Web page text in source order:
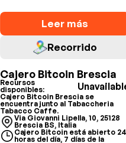
Leer más
Recorrido
Cajero Bitcoin Brescia
Recursos
disponibles:
Cajero Bitcoin Brescia se
encuentra junto al Tabaccheria
Tabacco Caffe.
Via Giovanni Lipella, 10, 25128
Brescia BS, Italia
Cajero Bitcoin está abierto 24
horas del día, 7 días de la